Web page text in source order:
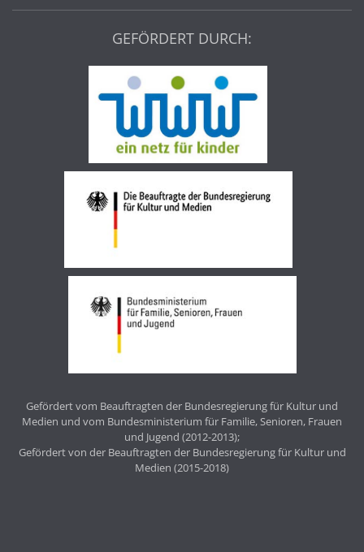
GEFÖRDERT DURCH:
Gefördert vom Beauftragten der Bundesregierung für Kultur und
Medien und vom Bundesministerium für Familie, Senioren, Frauen
und Jugend (2012-2013);
Gefördert von der Beauftragten der Bundesregierung für Kultur und
Medien (2015-2018)